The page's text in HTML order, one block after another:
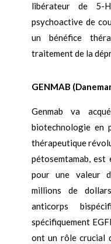
libérateur de 5-
psychoactive de
un bénéfice
traitement de la
GENMAB
Genmab va
biotechnologie en
thérapeutique
pétosemtamab, est
pour une valeur
millions de
anticorps
spécifiquement
ont un rôle crucial